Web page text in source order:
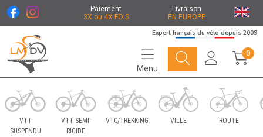
Paiement
3X ou 4X FOIS
Livraison
EN EUROPE
Le Marché du Vélo Votre distributeurs de vélo
Expert français du vélo depuis 2009
Menu
0
VTT
SUSPENDU
VTT SEMI-
RIGIDE
VTC/TREKKING VILLE ROUTE